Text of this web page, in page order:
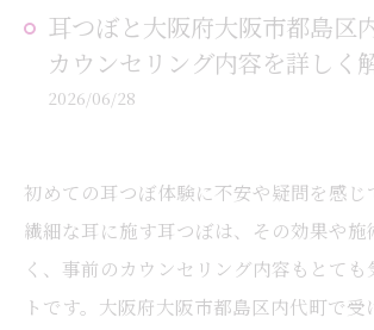
耳つぼと大阪府大阪市都島区
カウンセリング内容を詳しく
2026/06/28
初めての耳つぼ体験に不安や疑問を感じ
繊細な耳に施す耳つぼは、その効果や施
く、事前のカウンセリング内容もとても
トです。大阪府大阪市都島区内代町で